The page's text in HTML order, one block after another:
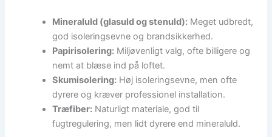
Mineraluld (glasuld og stenuld): Meget udbredt,
god isoleringsevne og brandsikkerhed.
Papirisolering: Miljøvenligt valg, ofte billigere og
nemt at blæse ind på loftet.
Skumisolering: Høj isoleringsevne, men ofte
dyrere og kræver professionel installation.
Træfiber: Naturligt materiale, god til
fugtregulering, men lidt dyrere end mineraluld.